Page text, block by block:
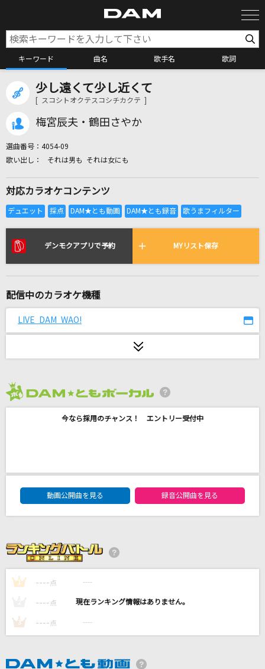
キーワード 曲名 歌手名 歌詞
カラオケ検索
全国りれき
リアルタイムで歌われている曲の一覧
Into the Sky
[生音]ただ君に晴れ
アイナ・ジ・エンド
Uru
[生音]チェックのワンピース
back number
[生音]マリーゴールド
少し遠くて少し近くて
[ スコシトオクテスコシチカクテ ]
梅宮辰夫・鶴田さやか
選曲番号： 4054-09
それは男も それは女にも
対応カラオケコンテンツ
デンモクアプリで予約 MYリスト保存
配信中のカラオケ機種
LIVE DAM WAO!
今なら採用のチャンス！ エントリー受付中
DAM★ともボーカルエントリーランキング
動画公開曲を見る
録音公開曲を見る
1 ---- 点 ----
---- 点 ----
3 ---- 点 ----